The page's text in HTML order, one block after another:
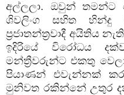
අල්ලලා. ඔවුන් තමන්ට
ශිවලිංග
සහිත හින්දු
ප්‍රජාතන්ත්‍රවාදී අයිතිය නැති
ඉදිරියේ
විරෝධය
මන්ත්‍රීවරුන්ට එකතු
පියාණන්
එවැන්නක්
මුනිවත රකින්නේ උතුර